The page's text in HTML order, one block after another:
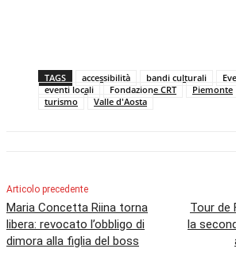
TAGS accessibilità bandi culturali
eventi locali
Fondazione CRT Piemonte
turismo
Valle d'Aosta
Articolo precedente
Maria Concetta Riina torna
libera: revocato l’obbligo di
dimora alla figlia del boss
Tour de
la